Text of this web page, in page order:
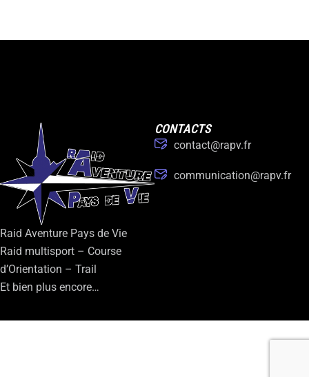
Raid Aventure Pays de Vie
Raid multisport – Course
d’Orientation – Trail
Et bien plus encore…
CONTACTS
contact@rapv.fr
communication@rapv.fr